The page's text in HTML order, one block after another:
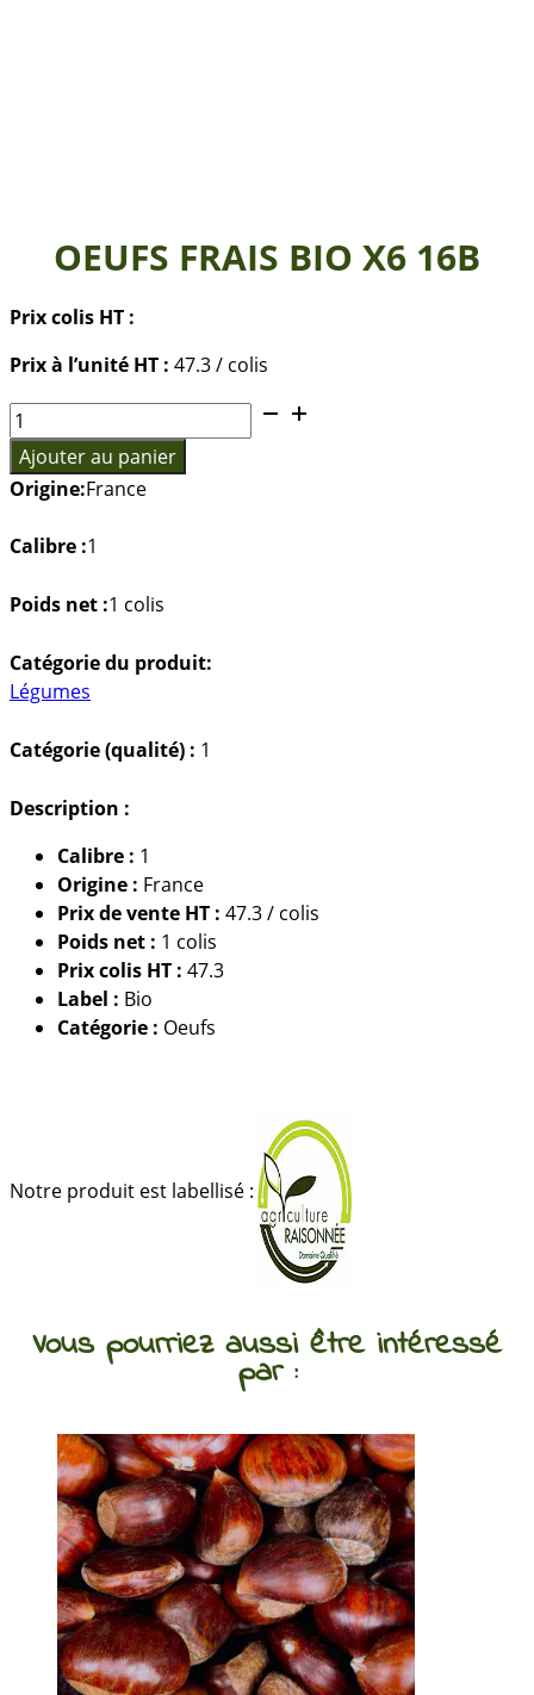
OEUFS FRAIS BIO X6 16B
Prix colis HT :
Prix à l’unité HT : 47.3 / colis
quantité
de
OEUFS
FRAIS
X6
Ajouter au panier
Origine:France
Calibre :1
Poids net :1 colis
Catégorie du produit:
Légumes
Catégorie (qualité) : 1
Description :
Calibre : 1
Origine : France
Prix de vente HT : 47.3 / colis
Poids net : 1 colis
Prix colis HT : 47.3
Label : Bio
Catégorie : Oeufs
Notre produit est labellisé :
Vous pourriez aussi être intéressé
par :